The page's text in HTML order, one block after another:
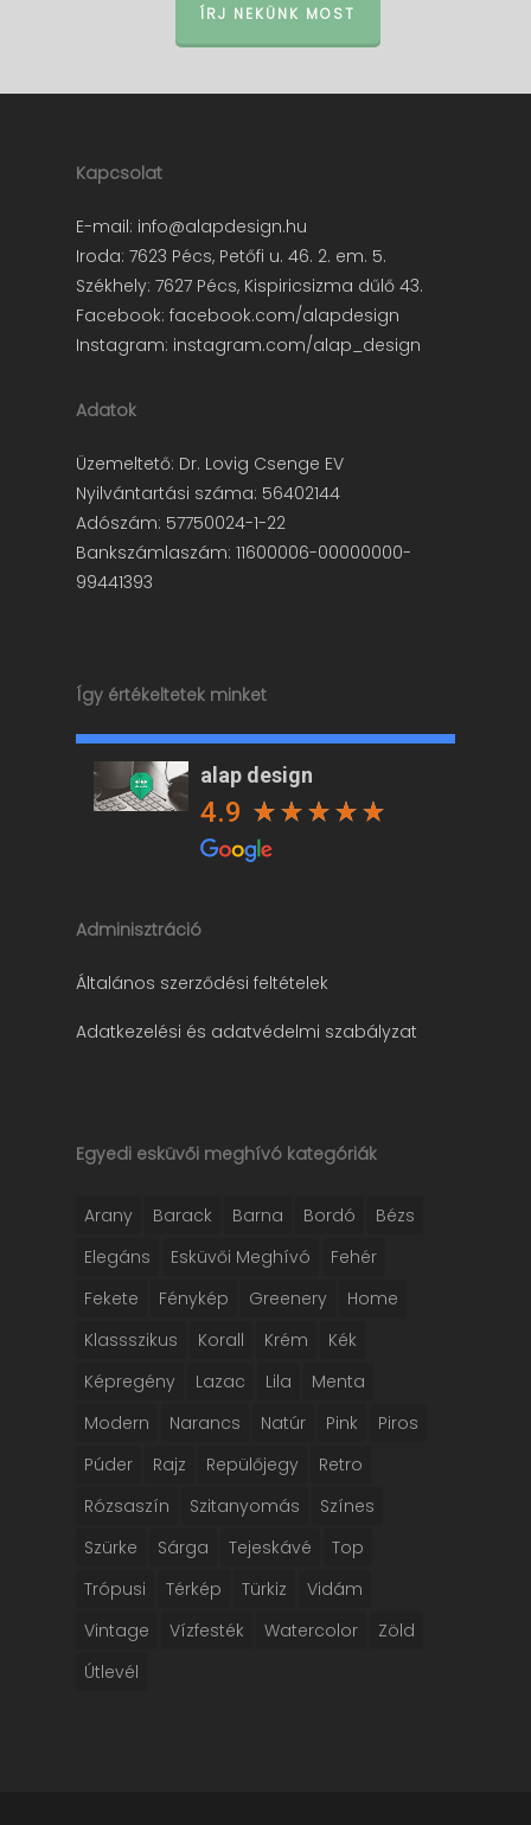
ÍRJ NEKÜNK MOST
Kapcsolat
E-mail: info@alapdesign.hu
Iroda: 7623 Pécs, Petőfi u. 46. 2. em. 5.
Székhely: 7627 Pécs, Kispiricsizma dűlő 43.
Facebook: facebook.com/alapdesign
Instagram: instagram.com/alap_design
Adatok
Üzemeltető: Dr. Lovig Csenge EV
Nyilvántartási száma: 56402144
Adószám: 57750024-1-22
Bankszámlaszám: 11600006-00000000-
99441393
Így értékeltetek minket
alap design
4.9
Adminisztráció
Általános szerződési feltételek
Adatkezelési és adatvédelmi szabályzat
Egyedi esküvői meghívó kategóriák
Arany Barack Barna Bordó
Bézs
Elegáns
Esküvői Meghívó
Fehér
Fekete
Fénykép Greenery
Home
Klassszikus
Korall Krém
Kék
Képregény
Lazac Lila
Menta
Modern
Narancs Natúr Pink
Piros
Púder
Rajz Repülőjegy
Retro
Rózsaszín
Szitanyomás
Színes
Szürke
Sárga Tejeskávé
Top
Trópusi
Térkép Türkiz
Vidám
Vintage
Vízfesték Watercolor
Zöld
Útlevél